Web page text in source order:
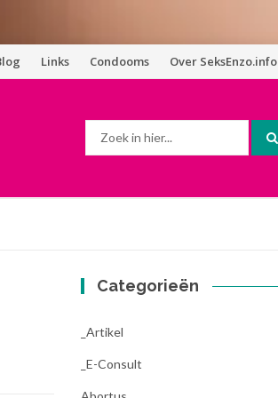
Links Condooms Over SeksEnzo.info
Categorieën
_Artikel
_E-Consult